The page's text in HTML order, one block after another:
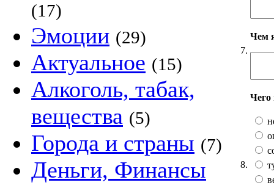
(17)
Эмоции (29)
Актуальное (15)
Алкоголь, табак,
вещества (5)
Города и страны (7)
Деньги, Финансы
7.
Чем
8.
Чего